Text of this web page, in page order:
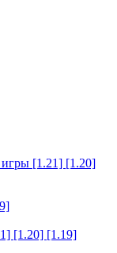
игры [1.21] [1.20]
[1.20] [1.19]